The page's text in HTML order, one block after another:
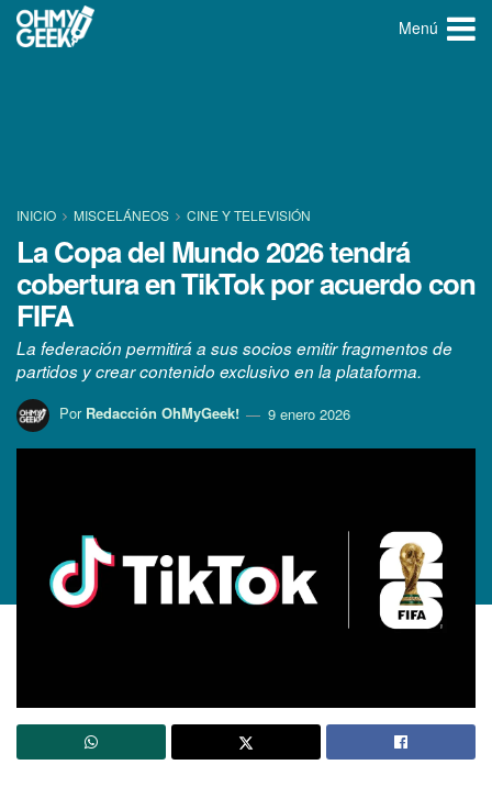
Menú
INICIO MISCELÁNEOS CINE Y TELEVISIÓN
La Copa del Mundo 2026 tendrá
cobertura en TikTok por acuerdo con
FIFA
La federación permitirá a sus socios emitir fragmentos de
partidos y crear contenido exclusivo en la plataforma.
Por Redacción OhMyGeek! 9 enero 2026